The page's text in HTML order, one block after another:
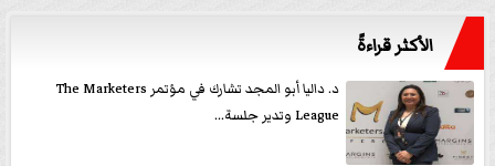
الأكثر قراءةً
د. داليا أبو المجد تشارك في مؤتمر The Marketers
League وتدير جلسة...